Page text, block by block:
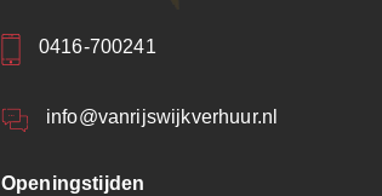
0416-700241
info@vanrijswijkverhuur.nl
Openingstijden